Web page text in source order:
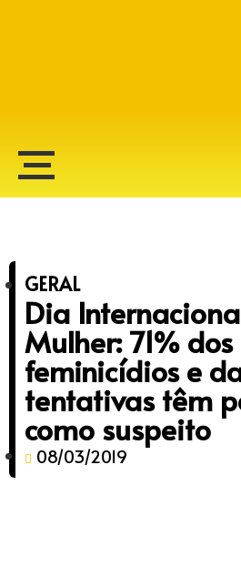
GERAL
Dia
Mulher: 71% dos
feminicídios e
tentativas têm
como suspeito
08/03/2019